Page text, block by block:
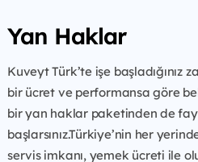
Yan Haklar
Kuveyt Türk’te işe
bir ücret ve performansa göre
bir yan haklar paketinden de
başlarsınız.Türkiye’nin her
servis imkanı, yemek ücreti ile